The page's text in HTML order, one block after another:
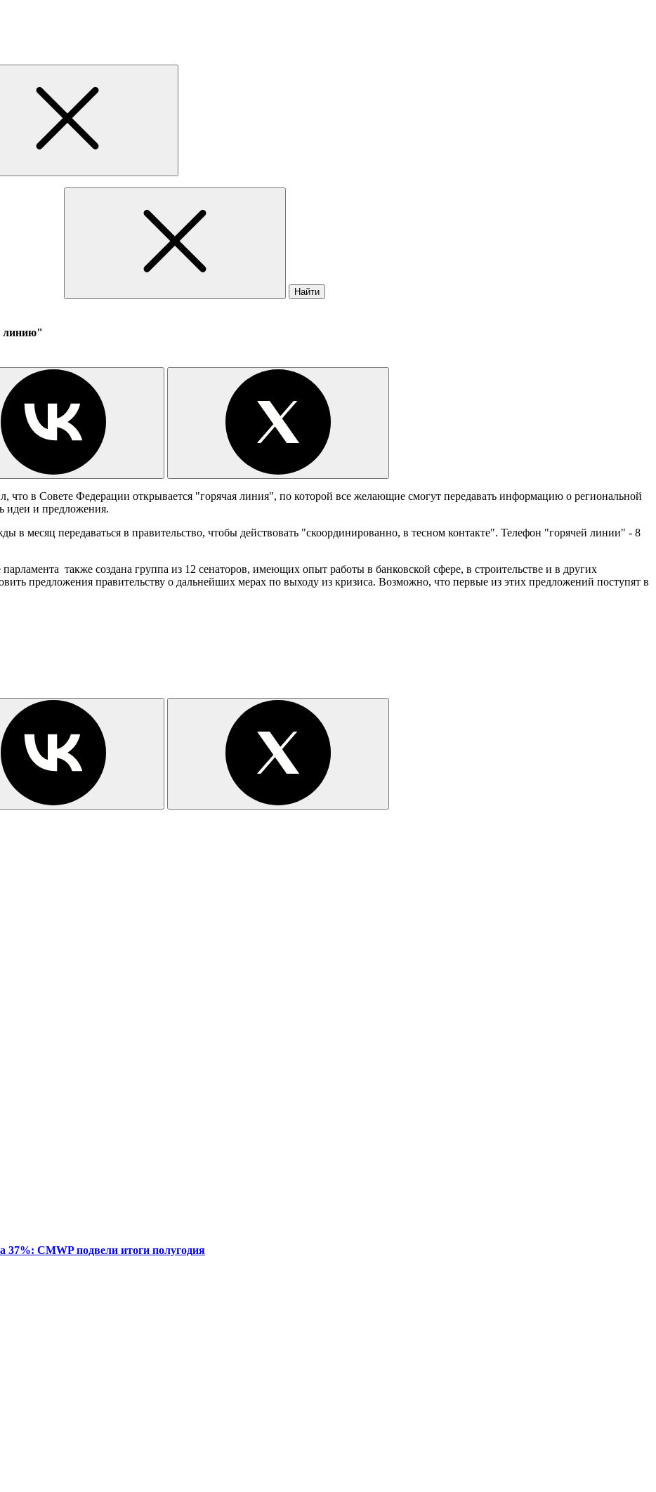
Найти
линию"
в Совете Федерации открывается "горячая линия", по которой все желающие смогут передавать информацию о региональной
идеи и предложения.
в месяц передаваться в правительство, чтобы действовать "скоординированно, в тесном контакте". Телефон "горячей линии" - 8
также создана группа из 12 сенаторов, имеющих опыт работы в банковской сфере, в строительстве и в других
предложения правительству о дальнейших мерах по выходу из кризиса. Возможно, что первые из этих предложений поступят в
CMWP подвели итоги полугодия